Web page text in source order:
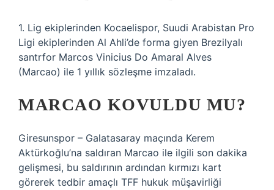
1. Lig ekiplerinden Kocaelispor, Suudi Arabistan Pro
Ligi ekiplerinden Al Ahli’de forma giyen Brezilyalı
santrfor Marcos Vinicius Do Amaral Alves
(Marcao) ile 1 yıllık sözleşme imzaladı.
MARCAO KOVULDU MU?
Giresunspor – Galatasaray maçında Kerem
Aktürkoğlu’na saldıran Marcao ile ilgili son dakika
gelişmesi, bu saldırının ardından kırmızı kart
görerek tedbir amaçlı TFF hukuk müşavirliği